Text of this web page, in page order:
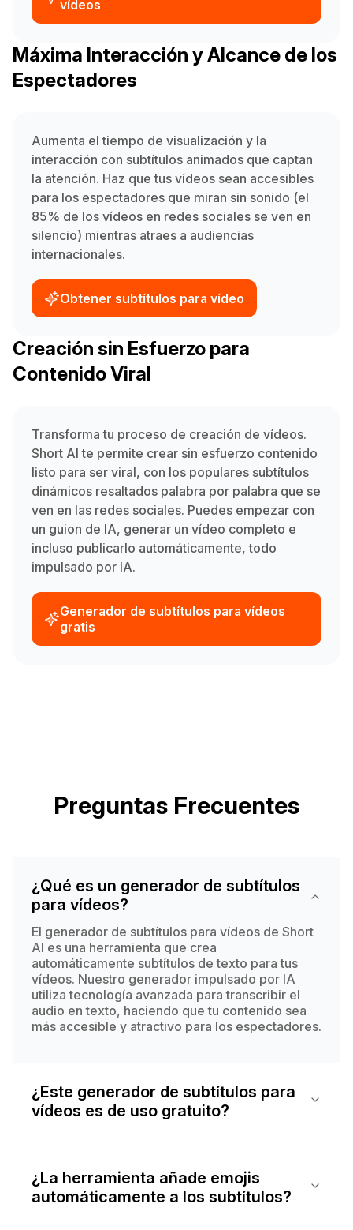
vídeos
Máxima Interacción y Alcance de los
Espectadores
Aumenta el tiempo de visualización y la
interacción con subtítulos animados que captan
la atención. Haz que tus vídeos sean accesibles
para los espectadores que miran sin sonido (el
85% de los vídeos en redes sociales se ven en
silencio) mientras atraes a audiencias
internacionales.
Obtener subtítulos para vídeo
Creación sin Esfuerzo para
Contenido Viral
Transforma tu proceso de creación de vídeos.
Short AI te permite crear sin esfuerzo contenido
listo para ser viral, con los populares subtítulos
dinámicos resaltados palabra por palabra que se
ven en las redes sociales. Puedes empezar con
un guion de IA, generar un vídeo completo e
incluso publicarlo automáticamente, todo
impulsado por IA.
Generador de subtítulos para vídeos
gratis
Preguntas Frecuentes
¿Qué es un generador de subtítulos
para vídeos?
El generador de subtítulos para vídeos de Short
AI es una herramienta que crea
automáticamente subtítulos de texto para tus
vídeos. Nuestro generador impulsado por IA
utiliza tecnología avanzada para transcribir el
audio en texto, haciendo que tu contenido sea
más accesible y atractivo para los espectadores.
¿Este generador de subtítulos para
vídeos es de uso gratuito?
¿La herramienta añade emojis
automáticamente a los subtítulos?